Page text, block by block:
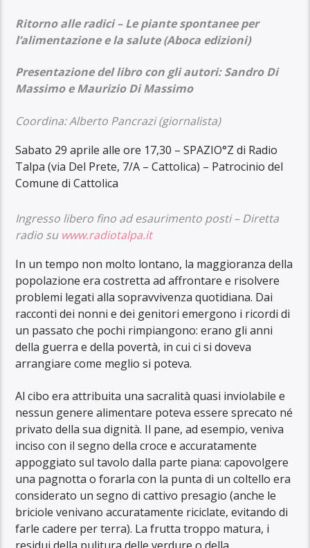
Ritorno alle radici – Le piante spontanee per
l’alimentazione e la salute(Aboca edizioni)
Presentazione del libro con gli autori:Sandro Di
Massimo e Maurizio Di Massimo
Coordina:Alberto Pancrazi(giornalista)
Sabato 29 aprile alle ore 17,30 – SPAZIO°Z di Radio
Talpa (via Del Prete, 7/A – Cattolica) – Patrocinio del
Comune di Cattolica
Ingresso libero fino ad esaurimento posti – Diretta
radio su www.radiotalpa.it
In un tempo non molto lontano, la maggioranza della
popolazione era costretta ad affrontare e risolvere
problemi legati alla sopravvivenza quotidiana. Dai
racconti dei nonni e dei genitori emergono i ricordi di
un passato che pochi rimpiangono: erano gli anni
della guerra e della povertà, in cui ci si doveva
arrangiare come meglio si poteva.
Al cibo era attribuita una sacralità quasi inviolabile e
nessun genere alimentare poteva essere sprecato né
privato della sua dignità. Il pane, ad esempio, veniva
inciso con il segno della croce e accuratamente
appoggiato sul tavolo dalla parte piana: capovolgere
una pagnotta o forarla con la punta di un coltello era
considerato un segno di cattivo presagio (anche le
briciole venivano accuratamente riciclate, evitando di
farle cadere per terra). La frutta troppo matura, i